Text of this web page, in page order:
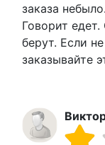
заказа
Говорит
берут. Если
заказывайте